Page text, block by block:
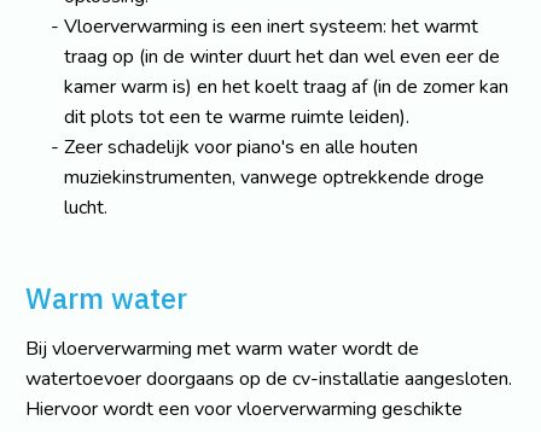
Vloerverwarming is een inert systeem: het warmt
traag op (in de winter duurt het dan wel even eer de
kamer warm is) en het koelt traag af (in de zomer kan
dit plots tot een te warme ruimte leiden).
Zeer schadelijk voor piano's en alle houten
muziekinstrumenten, vanwege optrekkende droge
lucht.
Warm water
Bij vloerverwarming met warm water wordt de
watertoevoer doorgaans op de cv-installatie aangesloten.
Hiervoor wordt een voor vloerverwarming geschikte